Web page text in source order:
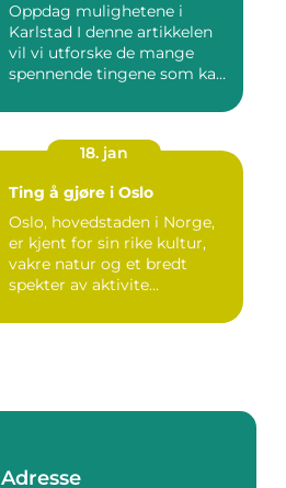
Oppdag mulighetene i
Karlstad I denne artikkelen
vil vi utforske de mange
spennende tingene som kan
18. jan
Ting å gjøre i Oslo
Oslo, hovedstaden i Norge,
er kjent for sin rike kultur,
vakre natur og et bredt
spekter av aktivite...
Adresse